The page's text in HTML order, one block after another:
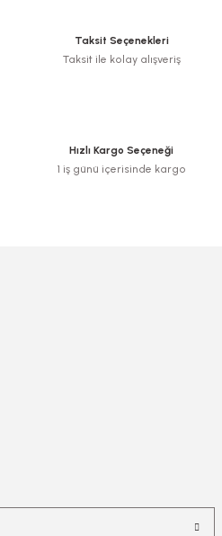
Taksit Seçenekleri
Taksit ile kolay alışveriş
Hızlı Kargo Seçeneği
1 iş günü içerisinde kargo